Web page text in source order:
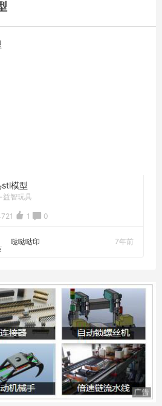
stl模型
益智玩具
1 0
哒哒哒印 7年前